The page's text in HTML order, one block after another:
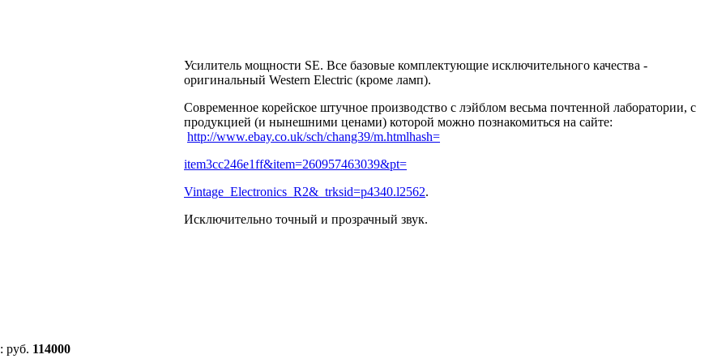
Усилитель мощности SE. Все базовые комплектующие исключительного качества -
оригинальный Western Electric (кроме ламп).
Современное корейское штучное производство с лэйблом весьма почтенной лаборатории, с
продукцией (и нынешними ценами) которой можно познакомиться на сайте:
http://www.ebay.co.uk/sch/chang39/m.htmlhash=
item3cc246e1ff&item=260957463039&pt=
Vintage_Electronics_R2&_trksid=p4340.l2562.
Исключительно точный и прозрачный звук.
руб. 114000